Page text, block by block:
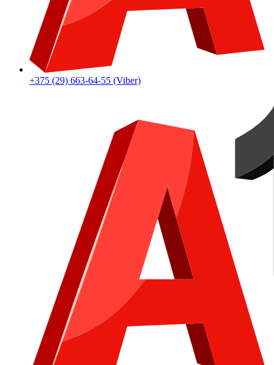
+375 (29) 663-64-55 (Viber)